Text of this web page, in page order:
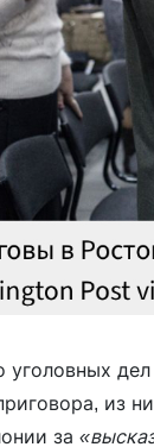
уголовных
из
за